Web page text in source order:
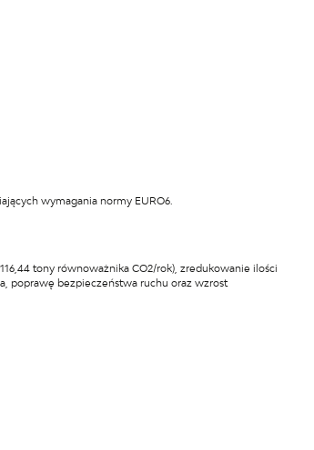
wymagania normy EURO6.
tony równoważnika CO2/rok), zredukowanie ilości
poprawę bezpieczeństwa ruchu oraz wzrost